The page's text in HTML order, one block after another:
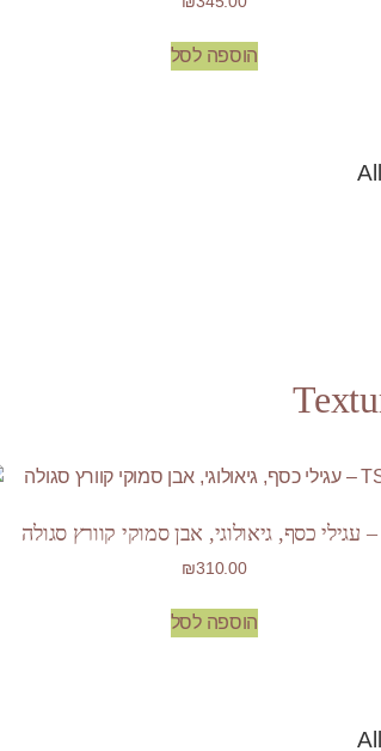
הוספה לסל
₪310.00
הוספה לסל